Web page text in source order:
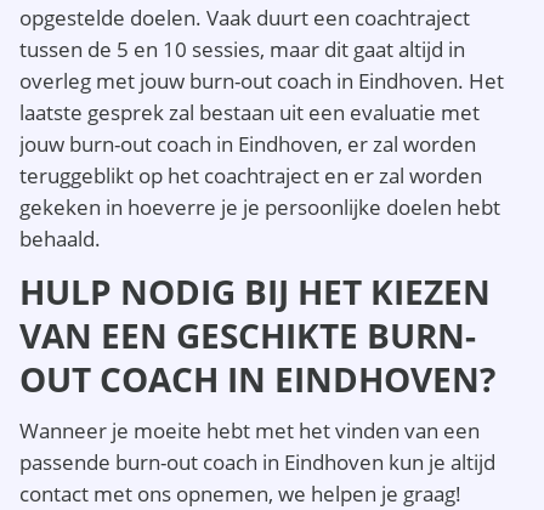
opgestelde doelen. Vaak duurt een coachtraject
tussen de 5 en 10 sessies, maar dit gaat altijd in
overleg met jouw burn-out coach in Eindhoven. Het
laatste gesprek zal bestaan uit een evaluatie met
jouw burn-out coach in Eindhoven, er zal worden
teruggeblikt op het coachtraject en er zal worden
gekeken in hoeverre je je persoonlijke doelen hebt
behaald.
HULP NODIG BIJ HET KIEZEN
VAN EEN GESCHIKTE BURN-
OUT COACH IN EINDHOVEN?
Wanneer je moeite hebt met het vinden van een
passende burn-out coach in Eindhoven kun je altijd
contact met ons opnemen, we helpen je graag!